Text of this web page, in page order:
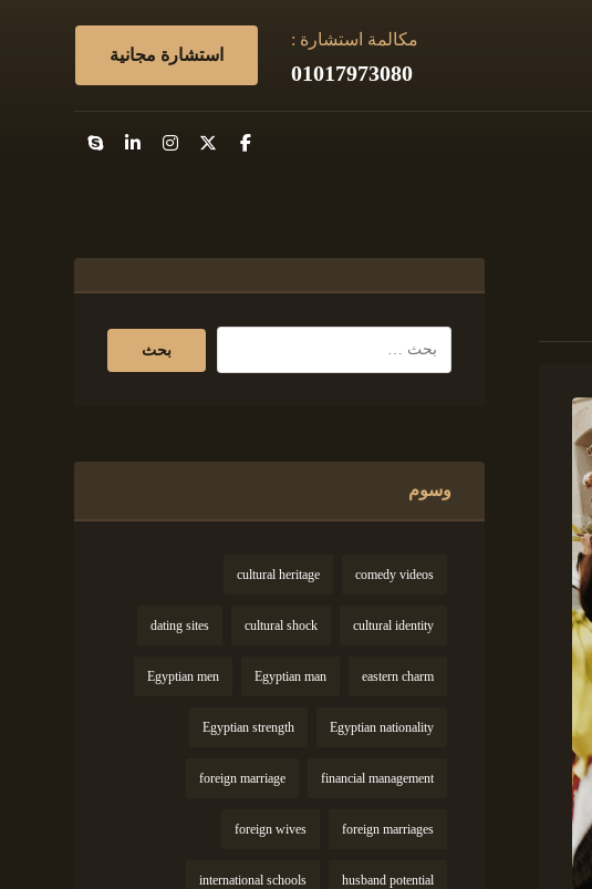
استشارة مجانية
مكالمة استشارة :
01017973080
وسوم
comedy videos
cultural heritage
cultural identity
cultural shock
dating sites
eastern charm
Egyptian man
Egyptian men
Egyptian nationality
Egyptian strength
financial management
foreign marriage
foreign marriages
foreign wives
husband potential
international schools